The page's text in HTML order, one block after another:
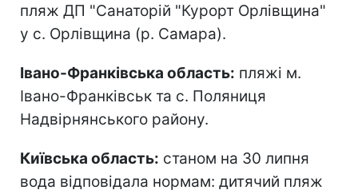
пляж ДП "Санаторій "Курорт Орлівщина"
у с. Орлівщина (р. Самара).
Івано-Франківська область: пляжі м.
Івано-Франківськ та с. Поляниця
Надвірнянського району.
Київська область: станом на 30 липня
вода відповідала нормам: дитячий пляж